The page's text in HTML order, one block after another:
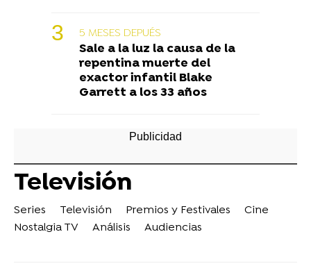
5 MESES DEPUÉS
Sale a la luz la causa de la
repentina muerte del
exactor infantil Blake
Garrett a los 33 años
Televisión
Series Televisión Premios y Festivales
Cine
Nostalgia TV
Análisis Audiencias